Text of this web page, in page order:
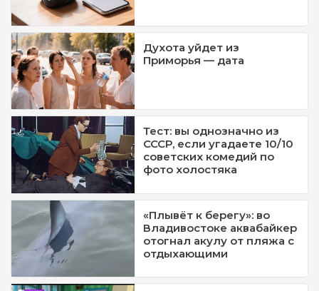
Духота уйдет из
Приморья — дата
Тест: вы однозначно из
СССР, если угадаете 10/10
советских комедий по
фото холостяка
«Плывёт к берегу»: во
Владивостоке аквабайкер
отогнал акулу от пляжа с
отдыхающими